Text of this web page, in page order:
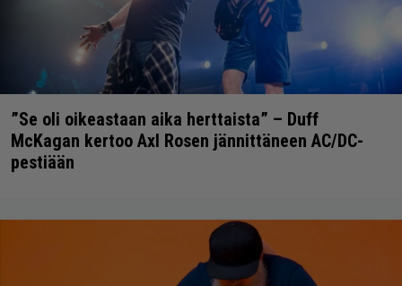
”Se oli oikeastaan aika herttaista” – Duff
McKagan kertoo Axl Rosen jännittäneen AC/DC-
pestiään